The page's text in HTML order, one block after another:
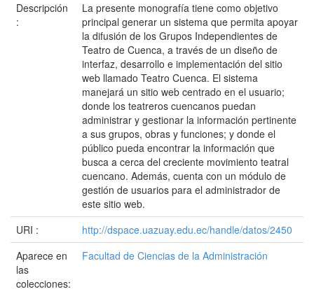
Descripción
:
La presente monografía tiene como objetivo
principal generar un sistema que permita apoyar
la difusión de los Grupos Independientes de
Teatro de Cuenca, a través de un diseño de
interfaz, desarrollo e implementación del sitio
web llamado Teatro Cuenca. El sistema
manejará un sitio web centrado en el usuario;
donde los teatreros cuencanos puedan
administrar y gestionar la información pertinente
a sus grupos, obras y funciones; y donde el
público pueda encontrar la información que
busca a cerca del creciente movimiento teatral
cuencano. Además, cuenta con un módulo de
gestión de usuarios para el administrador de
este sitio web.
URI :
http://dspace.uazuay.edu.ec/handle/datos/2450
Aparece en
las
colecciones:
Facultad de Ciencias de la Administración